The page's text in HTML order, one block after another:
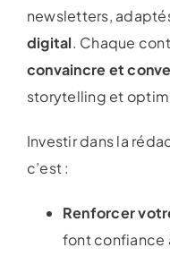
newsletters,
digital. Chaque
convaincre et
storytelling et
Investir dans la
c’est :
Renforcer
font confiance